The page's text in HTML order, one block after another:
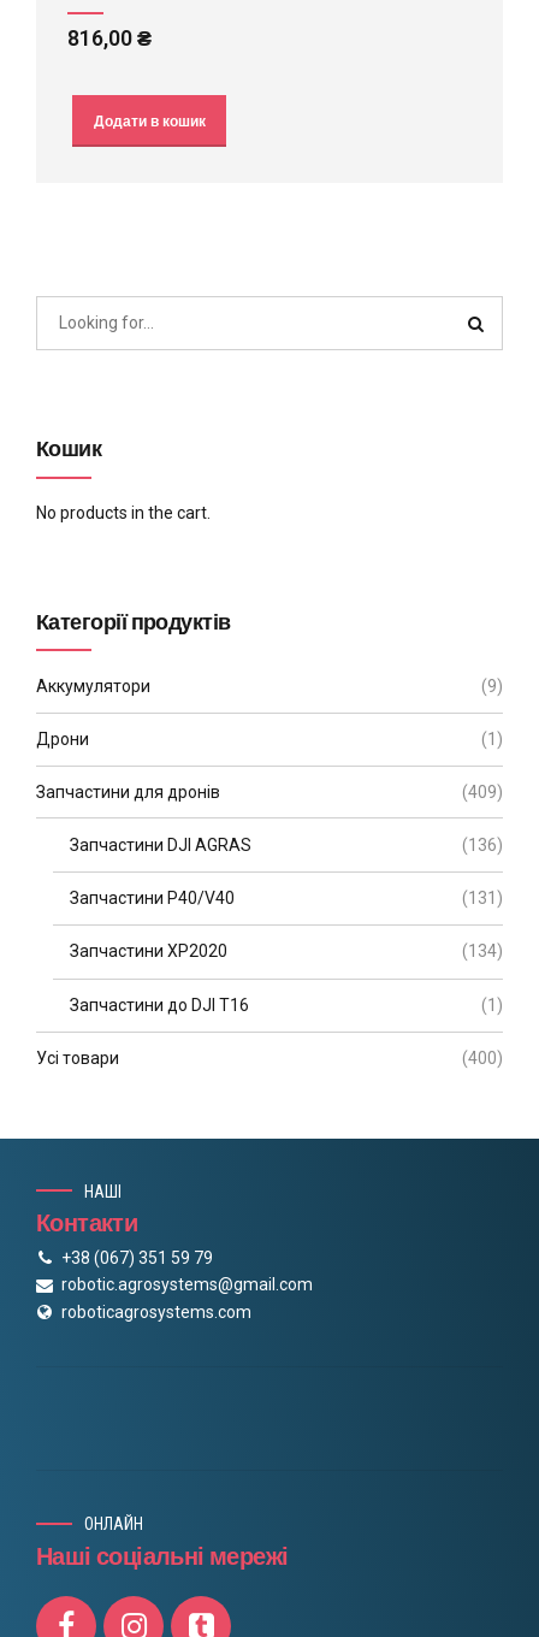
816,00₴
Додати в кошик
Кошик
No products in the cart.
Категорії продуктів
Аккумулятори (9)
Дрони (1)
Запчастини для дронів (409)
Запчастини DJI AGRAS (136)
Запчастини P40/V40 (131)
Запчастини XP2020 (134)
Запчастини до DJI T16 (1)
Усі товари (400)
НАШІ
Контакти
+38 (067) 351 59 79
robotic.agrosystems@gmail.com
roboticagrosystems.com
ОНЛАЙН
Наші соціальні мережі